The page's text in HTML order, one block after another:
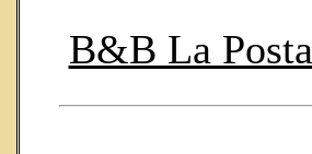
B&B La Posta